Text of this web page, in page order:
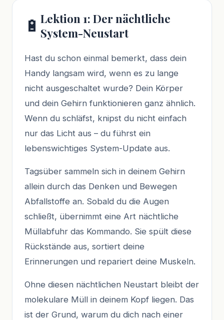
🔋 Lektion 1: Der nächtliche
System-Neustart
Hast du schon einmal bemerkt, dass dein
Handy langsam wird, wenn es zu lange
nicht ausgeschaltet wurde? Dein Körper
und dein Gehirn funktionieren ganz ähnlich.
Wenn du schläfst, knipst du nicht einfach
nur das Licht aus – du führst ein
lebenswichtiges System-Update aus.
Tagsüber sammeln sich in deinem Gehirn
allein durch das Denken und Bewegen
Abfallstoffe an. Sobald du die Augen
schließt, übernimmt eine Art nächtliche
Müllabfuhr das Kommando. Sie spült diese
Rückstände aus, sortiert deine
Erinnerungen und repariert deine Muskeln.
Ohne diesen nächtlichen Neustart bleibt der
molekulare Müll in deinem Kopf liegen. Das
ist der Grund, warum du dich nach einer